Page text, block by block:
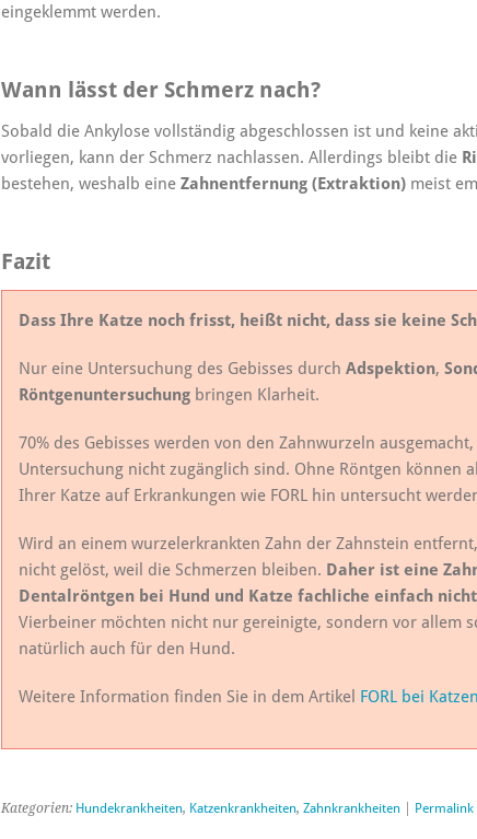
eingeklemmt werden.
Wann lässt der Schmerz nach?
Sobald die Ankylose vollständig abgeschlossen ist und keine
vorliegen, kann der Schmerz nachlassen. Allerdings bleibt die
bestehen, weshalb eineZahnentfernung (Extraktion) meist
Fazit
Dass Ihre Katze noch frisst, heißt nicht, dass sie keine
Nur eine Untersuchung des Gebisses durchAdspektion,
Röntgenuntersuchung bringen Klarheit.
70% des Gebisses werden von den Zahnwurzeln
Untersuchung nicht zugänglich sind. Ohne Röntgen können
Ihrer Katze auf Erkrankungen wie FORL hin untersucht
Wird an einem wurzelerkrankten Zahn der Zahnstein
nicht gelöst, weil die Schmerzen bleiben. Daher ist eine
Dentalröntgen bei Hund und Katze fachliche einfach
Vierbeiner möchten nicht nur gereinigte, sondern vor allem
natürlich auch für den Hund.
Weitere Information finden Sie in dem Artikel FORL bei
Kategorien: Hundekrankheiten, Katzenkrankheiten,Zahnkrankheiten Permalink